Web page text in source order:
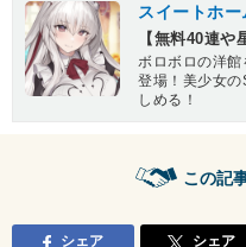
スイートホー
【無料40連や
ボロボロの洋
登場！美少女
しめる！
この記
シェア シェア